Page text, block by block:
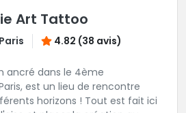
Art Tattoo
Paris 4.82 (38 avis)
ancré dans le 4ème
est un lieu de rencontre
horizons ! Tout est fait ici